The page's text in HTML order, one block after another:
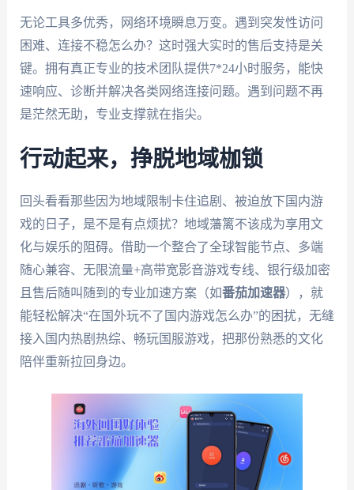
无论工具多优秀，网络环境瞬息万变。遇到突发性访问
困难、连接不稳怎么办？这时强大实时的售后支持是关
键。拥有真正专业的技术团队提供7*24小时服务，能快
速响应、诊断并解决各类网络连接问题。遇到问题不再
是茫然无助，专业支撑就在指尖。
行动起来，挣脱地域枷锁
回头看看那些因为地域限制卡住追剧、被迫放下国内游
戏的日子，是不是有点烦扰？地域藩篱不该成为享用文
化与娱乐的阻碍。借助一个整合了全球智能节点、多端
随心兼容、无限流量+高带宽影音游戏专线、银行级加密
且售后随叫随到的专业加速方案（如番茄加速器），就
能轻松解决“在国外玩不了国内游戏怎么办”的困扰，无缝
接入国内热剧热综、畅玩国服游戏，把那份熟悉的文化
陪伴重新拉回身边。